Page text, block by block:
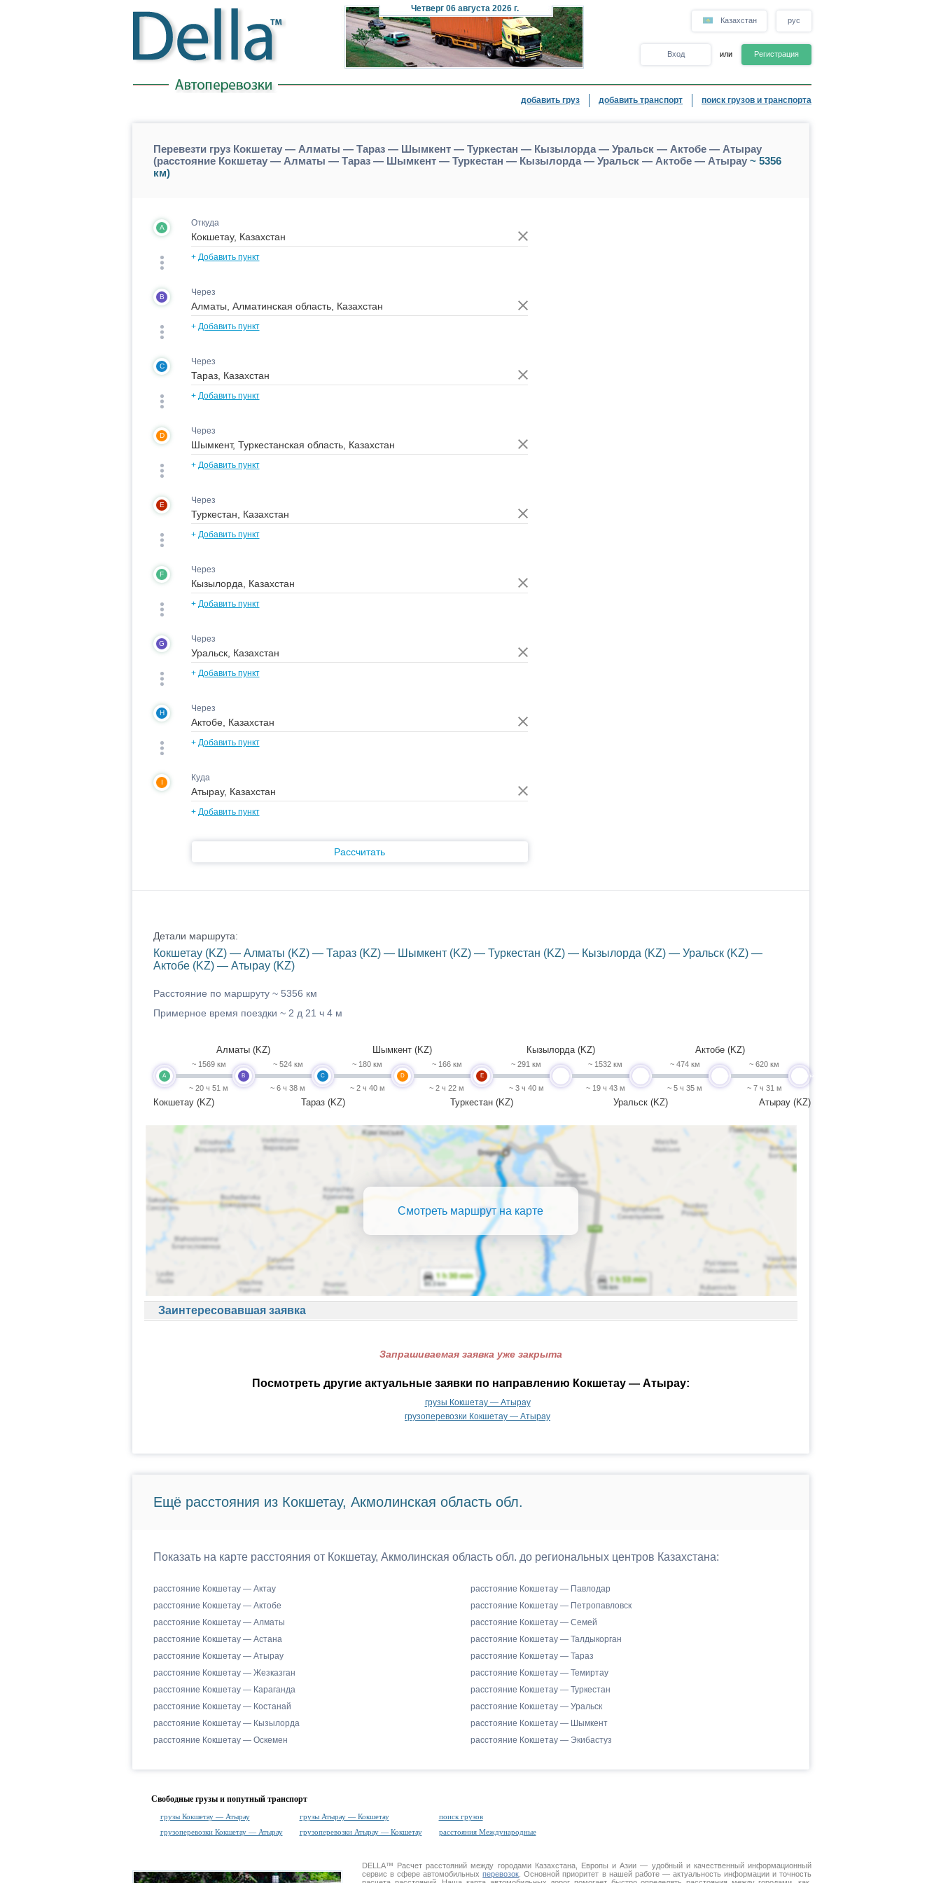
Четверг 06 августа 2026 г.
Казахстан рус
Вход или Регистрация
добавить груз добавить транспорт поиск грузов и транспорта
Перевезти груз Кокшетау — Алматы — Тараз — Шымкент — Туркестан — Кызылорда — Уральск — Актобе — Атырау
(расстояние Кокшетау — Алматы — Тараз — Шымкент — Туркестан — Кызылорда — Уральск — Актобе — Атырау~ 5356
км)
A Откуда
+ Добавить пункт
B Через
+ Добавить пункт
C Через
+ Добавить пункт
D Через
+ Добавить пункт
E Через
+ Добавить пункт
F Через
+ Добавить пункт
G Через
+ Добавить пункт
H Через
+ Добавить пункт
I Куда
+ Добавить пункт
Рассчитать
Детали маршрута:
Кокшетау (KZ) — Алматы (KZ) — Тараз (KZ) — Шымкент (KZ) — Туркестан (KZ) — Кызылорда (KZ) — Уральск (KZ) —
Актобе (KZ) — Атырау (KZ)
Расстояние по маршруту ~ 5356 км
Примерное время поездки ~ 2 д 21 ч 4 м
A
Кокшетау (KZ)
~ 1569 км
~ 20 ч 51 м
B
Алматы (KZ)
~ 524 км
~ 6 ч 38 м
C
Тараз (KZ)
~ 180 км
~ 2 ч 40 м
D
Шымкент (KZ)
~ 166 км
~ 2 ч 22 м
E
Туркестан (KZ)
~ 291 км
~ 3 ч 40 м
undefined
Кызылорда (KZ)
~ 1532 км
~ 19 ч 43 м
undefined
Уральск (KZ)
~ 474 км
~ 5 ч 35 м
undefined
Актобе (KZ)
~ 620 км
~ 7 ч 31 м
undefined
Атырау (KZ)
Смотреть маршрут на карте
Заинтересовавшая заявка
Запрашиваемая заявка уже закрыта
Посмотреть другие актуальные заявки по направлению Кокшетау — Атырау:
грузы Кокшетау — Атырау
грузоперевозки Кокшетау — Атырау
Ещё расстояния из Кокшетау, Акмолинская область обл.
Показать на карте расстояния от Кокшетау, Акмолинская область обл. до региональных центров Казахстана:
расстояние Кокшетау — Актау
расстояние Кокшетау — Актобе
расстояние Кокшетау — Алматы
расстояние Кокшетау — Астана
расстояние Кокшетау — Атырау
расстояние Кокшетау — Жезказган
расстояние Кокшетау — Караганда
расстояние Кокшетау — Костанай
расстояние Кокшетау — Кызылорда
расстояние Кокшетау — Оскемен
расстояние Кокшетау — Павлодар
расстояние Кокшетау — Петропавловск
расстояние Кокшетау — Семей
расстояние Кокшетау — Талдыкорган
расстояние Кокшетау — Тараз
расстояние Кокшетау — Темиртау
расстояние Кокшетау — Туркестан
расстояние Кокшетау — Уральск
расстояние Кокшетау — Шымкент
расстояние Кокшетау — Экибастуз
Свободные грузы и попутный транспорт
грузы Кокшетау — Атырау грузы Атырау — Кокшетау
поиск грузов
грузоперевозки Кокшетау — Атырау
грузоперевозки Атырау — Кокшетау расстояния Международные
DELLA™ Расчет расстояний между городами Казахстана, Европы и Азии — удобный и качественный информационный
сервис в сфере автомобильныхперевозок . Основной приоритет в нашей работе — актуальность информации и точность